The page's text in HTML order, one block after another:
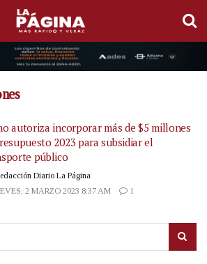
autoriza incorporar más de $5 millones
2023 para subsidiar el
público
Diario La Página
2 MARZO 2023 8:37 AM
1